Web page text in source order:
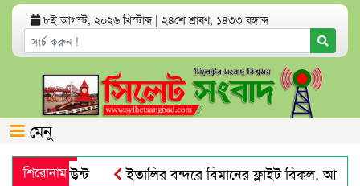
৮ই আগস্ট, ২০২৬ খ্রিস্টাব্দ | ২৪শে শ্রাবণ, ১৪৩৩ বঙ্গাব্দ
মেনু
শিরোনাম
অ্যাকাউন্ট
ইতালির বন্দরে বিমানের ফ্লাইট বিকল, আড়াইশ